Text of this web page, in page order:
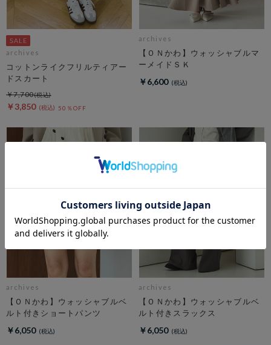
archives
コットンライクフリルティアー
ドスカート
￥3,850 50％OFF
￥7,700
archives
【ＯＮかわ】ウォッシャブルマ
ーメイドＳＫ
￥6,600
archives
【ＯＮかわ】ウォッシャブルベ
ルト付きショートパンツ
￥6,050
archives
【ＯＮかわ】ウォッシャブルベ
ルト付きスラックス
￥6,050